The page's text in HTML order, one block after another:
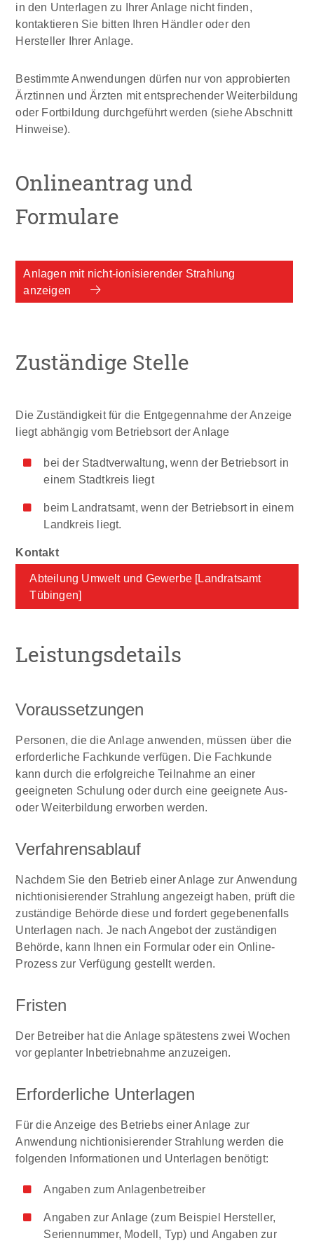
in den Unterlagen zu Ihrer Anlage nicht finden,
kontaktieren Sie bitten Ihren Händler oder den
Hersteller Ihrer Anlage.
Bestimmte Anwendungen dürfen nur von approbierten
Ärztinnen und Ärzten mit entsprechender Weiterbildung
oder Fortbildung durchgeführt werden (siehe Abschnitt
Hinweise).
Onlineantrag und
Formulare
Anlagen mit nicht-ionisierender Strahlung
anzeigen
Zuständige Stelle
Die Zuständigkeit für die Entgegennahme der Anzeige
liegt abhängig vom Betriebsort der Anlage
bei der Stadtverwaltung, wenn der Betriebsort in
einem Stadtkreis liegt
beim Landratsamt, wenn der Betriebsort in einem
Landkreis liegt.
Abteilung Umwelt und Gewerbe [Landratsamt
Tübingen]
Leistungsdetails
Voraussetzungen
Personen, die die Anlage anwenden, müssen über die
erforderliche Fachkunde verfügen. Die Fachkunde
kann durch die erfolgreiche Teilnahme an einer
geeigneten Schulung oder durch eine geeignete Aus-
oder Weiterbildung erworben werden.
Verfahrensablauf
Nachdem Sie den Betrieb einer Anlage zur Anwendung
nichtionisierender Strahlung angezeigt haben, prüft die
zuständige Behörde diese und fordert gegebenenfalls
Unterlagen nach. Je nach Angebot der zuständigen
Behörde, kann Ihnen ein Formular oder ein Online-
Prozess zur Verfügung gestellt werden.
Fristen
Der Betreiber hat die Anlage spätestens zwei Wochen
vor geplanter Inbetriebnahme anzuzeigen.
Erforderliche Unterlagen
Für die Anzeige des Betriebs einer Anlage zur
Anwendung nichtionisierender Strahlung werden die
folgenden Informationen und Unterlagen benötigt:
Angaben zum Anlagenbetreiber
Angaben zur Anlage (zum Beispiel Hersteller,
Seriennummer, Modell, Typ) und Angaben zur